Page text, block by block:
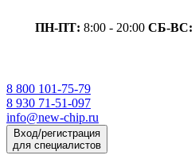
ПН-ПТ: 8:00 - 20:00 СБ-ВС:
8 800 101-75-79
8 930 71-51-097
info@new-chip.ru
Вход/регистрация
для специалистов